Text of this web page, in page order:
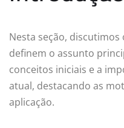
Nesta seção,
definem o assunto
conceitos iniciais e a
atual, destacando as
aplicação.